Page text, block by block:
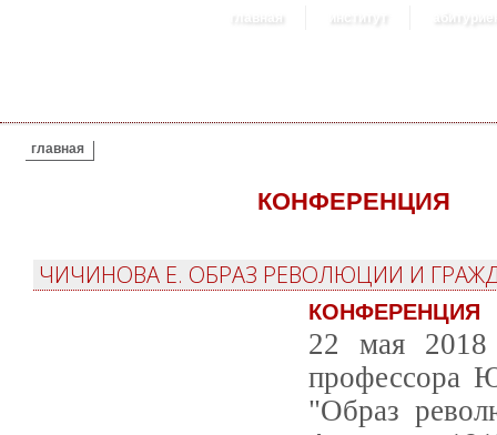
главная институт
ВЫ ЗДЕСЬ
главная
КОНФЕРЕНЦИЯ
ЧИЧИНОВА Е. ОБРАЗ РЕВОЛЮЦИИ И
КОНФЕРЕНЦИЯ
22 мая 2018
профессора
"Образ